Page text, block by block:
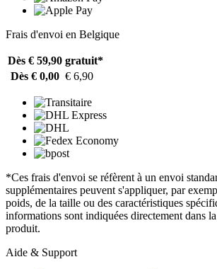
Frais d'envoi en Belgique
Dès € 59,90 gratuit*
Dès € 0,00 € 6,90
*Ces frais d'envoi se réfèrent à un envoi
supplémentaires peuvent s'appliquer, par
poids, de la taille ou des caractéristiques
informations sont indiquées directement dans
produit.
Aide & Support